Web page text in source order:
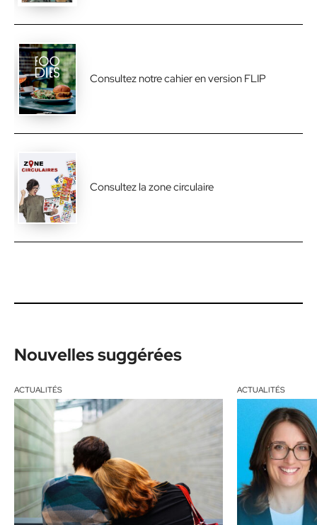
Consultez notre cahier en version FLIP
Consultez la zone circulaire
Nouvelles suggérées
ACTUALITÉS ACTUALITÉS